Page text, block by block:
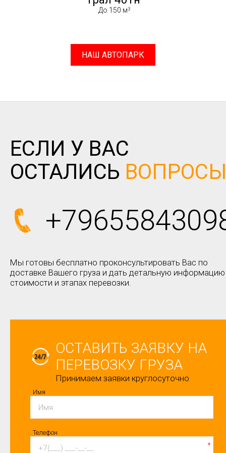
До 150 м
НАШ АВТОПАРК
ЕСЛИ У ВАС
ОСТАЛИСЬ
Мы готовы бесплатно проконсультировать Вас по
доставке Вашего груза и дать детальную
стоимости и этапах перевозки.
ОСТАВИТЬ ЗАЯВКУ НА
ПЕРЕВОЗКУ ГРУЗА
Принимаем заявки круглосуточно
Имя
Телефон
*